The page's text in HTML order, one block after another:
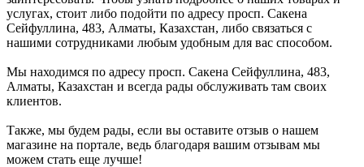
услугах, стоит либо подойти по адресу просп. Сакена
Сейфуллина, 483, Алматы, Казахстан, либо связаться с
нашими сотрудниками любым удобным для вас способом.
Мы находимся по адресу просп. Сакена Сейфуллина, 483,
Алматы, Казахстан и всегда рады обслуживать там своих
клиентов.
Также, мы будем рады, если вы оставите отзыв о нашем
магазине на портале, ведь благодаря вашим отзывам мы
можем стать еще лучше!